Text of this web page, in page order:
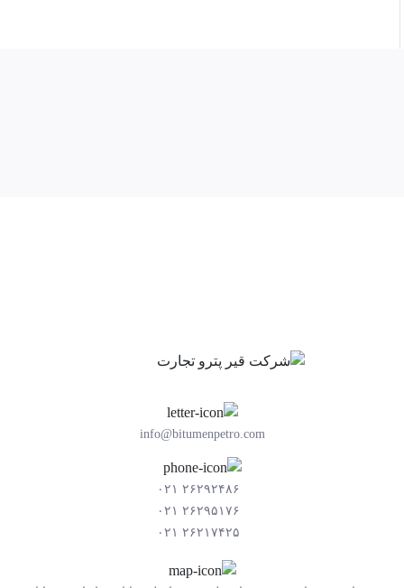
info@bitumenpetro.com
۲۶۲۹۲۴۸۶ ۰۲۱
۲۶۲۹۵۱۷۶ ۰۲۱
۲۶۲۱۷۴۲۵ ۰۲۱